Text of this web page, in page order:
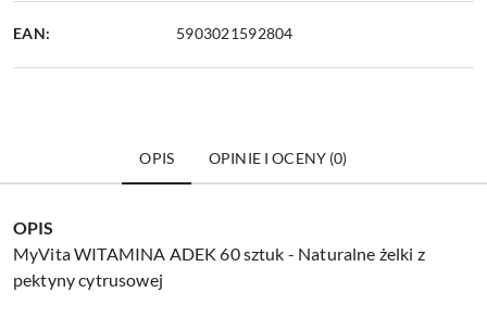
EAN: 5903021592804
OPIS OPINIE I OCENY (0)
OPIS
MyVita WITAMINA ADEK 60 sztuk - Naturalne żelki z
pektyny cytrusowej